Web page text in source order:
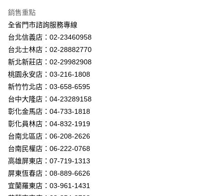
街口支付
悠遊付
Google Pay
全盈+PAY
AFTEE先享後付
相關說明
【關於「AFTEE先享後付」】
AFTEE先享後付是「在收到商品之後才付款」的支付方式。 讓您購物簡單
便利好安心！
１．簡單：不需註冊會員、不需綁卡、不需儲值。
３．安心：先確認商品／服務後，再付款。
【「AFTEE先享後付」結帳流程】
１．於結帳方式選擇「AFTEE先享後付」後，將跳轉至「AFTEE先享後付」
ATM付款
運送方式
新竹貨運宅配
銷售重點
全省門市諮詢服務專線
台北信義店：02-23460958
台北士林店：02-28882770
新北新莊店：02-29982908
桃園永安店：03-216-1808
新竹竹北店：03-658-6595
台中大隆店：04-23289158
彰化金馬店：04-733-1818
彰化員林店：04-832-1919
台南北區店：06-208-2626
台南民權店：06-222-0768
高雄屏東店：07-719-1313
屏東恆春店：08-889-6626
宜蘭羅東店：03-961-1431